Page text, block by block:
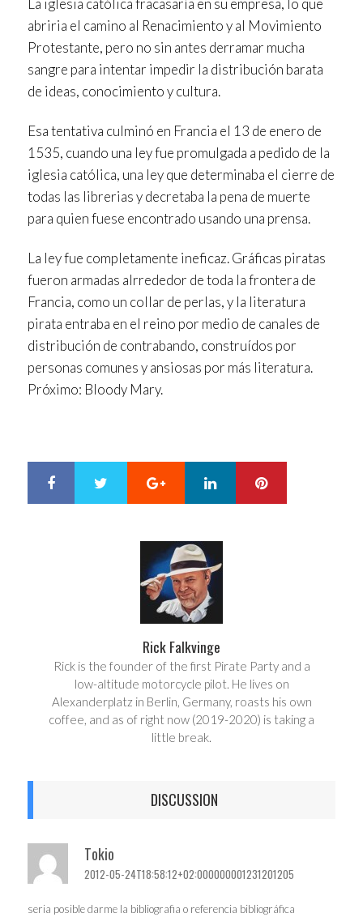
La iglesia católica fracasaría en su empresa, lo que
abriria el camino al Renacimiento y al Movimiento
Protestante, pero no sin antes derramar mucha
sangre para intentar impedir la distribución barata
de ideas, conocimiento y cultura.
Esa tentativa culminó en Francia el 13 de enero de
1535, cuando una ley fue promulgada a pedido de la
iglesia católica, una ley que determinaba el cierre de
todas las librerias y decretaba la pena de muerte
para quien fuese encontrado usando una prensa.
La ley fue completamente ineficaz. Gráficas piratas
fueron armadas alrrededor de toda la frontera de
Francia, como un collar de perlas, y la literatura
pirata entraba en el reino por medio de canales de
distribución de contrabando, construídos por
personas comunes y ansiosas por más literatura.
Próximo: Bloody Mary.
Google+ LinkedIn
Rick Falkvinge
Rick is the founder of the first Pirate Party and a
low-altitude motorcycle pilot. He lives on
Alexanderplatz in Berlin, Germany, roasts his own
coffee, and as of right now (2019-2020) is taking a
little break.
DISCUSSION
Tokio
2012-05-24T18:58:12+02:000000001231201205
seria posible darme la bibliografia o referencia bibliográfica